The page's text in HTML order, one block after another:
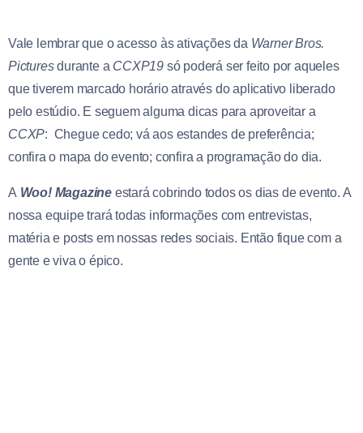
Vale lembrar que o acesso às ativações da Warner Bros.
Picturesdurante a CCXP19 só poderá ser feito por aqueles
que tiverem marcado horário através do aplicativo liberado
pelo estúdio. E seguem alguma dicas para aproveitar a
CCXP: Chegue cedo; vá aos estandes de preferência;
confira o mapa do evento; confira a programação do dia.
A Woo! Magazine estará cobrindo todos os dias de evento. A
nossa equipe trará todas informações com entrevistas,
matéria e posts em nossas redes sociais. Então fique com a
gente e viva o épico.